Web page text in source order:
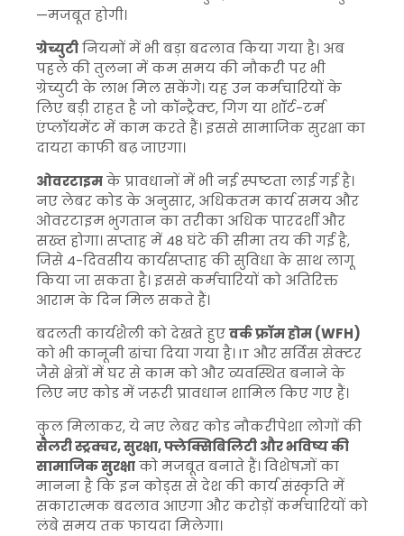
—मजबूत होगी।
ग्रेच्युटीनियमों में भी बड़ा बदलाव किया गया है। अब
पहले की तुलना में कम समय की नौकरी पर भी
ग्रेच्युटी के लाभ मिल सकेंगे। यह उन कर्मचारियों के
लिए बड़ी राहत है जो कॉन्ट्रैक्ट, गिग या शॉर्ट-टर्म
एंप्लॉयमेंट में काम करते हैं। इससे सामाजिक सुरक्षा का
दायरा काफी बढ़ जाएगा।
ओवरटाइमके प्रावधानों में भी नई स्पष्टता लाई गई है।
नए लेबर कोड के अनुसार, अधिकतम कार्य समय और
ओवरटाइम भुगतान का तरीका अधिक पारदर्शी और
सख्त होगा। सप्ताह में 48 घंटे की सीमा तय की गई है,
जिसे 4-दिवसीय कार्यसप्ताह की सुविधा के साथ लागू
किया जा सकता है। इससे कर्मचारियों को अतिरिक्त
आराम के दिन मिल सकते हैं।
बदलती कार्यशैली को देखते हुएवर्क फ्रॉम होम (WFH)
को भी कानूनी ढांचा दिया गया है। IT और सर्विस सेक्टर
जैसे क्षेत्रों में घर से काम को और व्यवस्थित बनाने के
लिए नए कोड में जरूरी प्रावधान शामिल किए गए हैं।
कुल मिलाकर, ये नए लेबर कोड नौकरीपेशा लोगों की
सैलरी स्ट्रक्चर, सुरक्षा, फ्लेक्सिबिलिटी और भविष्य की
सामाजिक सुरक्षाको मजबूत बनाते हैं। विशेषज्ञों का
मानना है कि इन कोड्स से देश की कार्य संस्कृति में
सकारात्मक बदलाव आएगा और करोड़ों कर्मचारियों को
लंबे समय तक फायदा मिलेगा।